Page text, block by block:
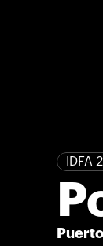
IDFA